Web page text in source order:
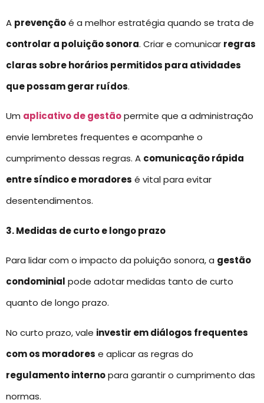
A prevençãoé a melhor estratégia quando se trata de
controlar a poluição sonora. Criar e comunicar regras
claras sobre horários permitidos para atividades
que possam gerar ruídos.
Um aplicativo de gestãopermite que a administração
envie lembretes frequentes e acompanhe o
cumprimento dessas regras. A comunicação rápida
entre síndico e moradores é vital para evitar
desentendimentos.
3. Medidas de curto e longo prazo
Para lidar com o impacto da poluição sonora, a gestão
condominial pode adotar medidas tanto de curto
quanto de longo prazo.
No curto prazo, vale investir em diálogos frequentes
com os moradores e aplicar as regras do
regulamento internopara garantir o cumprimento das
normas.